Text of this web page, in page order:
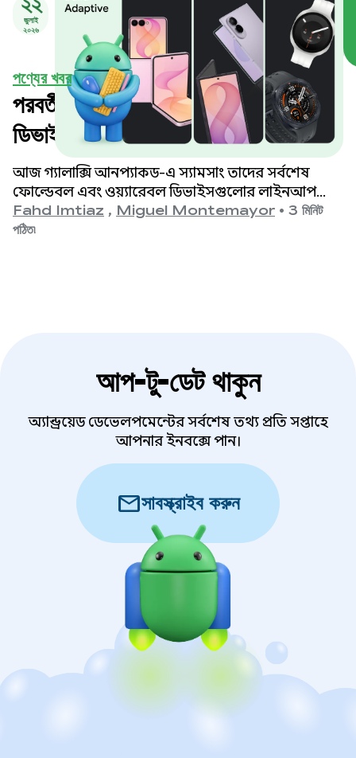
জুলাই
২০২৬
পণ্যের খবর
পরবর্তী প্রজন্মের স্যামসাং গ্যালাক্সি
ডিভাইসগুলোর জন্য আপনার অ্যাপগুলোকে
অপ্টিমাইজ করুন।
আজ গ্যালাক্সি আনপ্যাকড-এ স্যামসাং তাদের সর্বশেষ
ফোল্ডেবল এবং ওয়্যারেবল ডিভাইসগুলোর লাইনআপ
উন্মোচন করেছে। ডেভেলপারদের জন্য এর অর্থ হলো,
আপনার অ্যাপকে যে বিভিন্ন ধরনের ফর্ম ফ্যাক্টর, স্ক্রিন সাইজ
Fahd Imtiaz , Miguel Montemayor • 3 মিনিট
পঠিত৷
আপ-টু-ডেট থাকুন
অ্যান্ড্রয়েড ডেভেলপমেন্টের সর্বশেষ তথ্য প্রতি সপ্তাহে
আপনার ইনবক্সে পান।
mailসাবস্ক্রাইব করুন